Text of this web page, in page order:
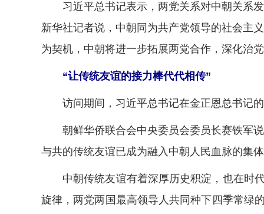
习近平总书记表示，两党关系对中朝关系发
新华社记者说，中朝同为共产党领导的社会主
为契机，中朝将进一步拓展两党合作，深化治
“让传统友谊的接力棒代代相传”
访问期间，习近平总书记在金正恩总书记的
朝鲜华侨联合会中央委员会委员长赛铁军说
与共的传统友谊已成为融入中朝人民血脉的集
中朝传统友谊有着深厚历史积淀，也在时代
旋律，两党两国最高领导人共同种下四季常